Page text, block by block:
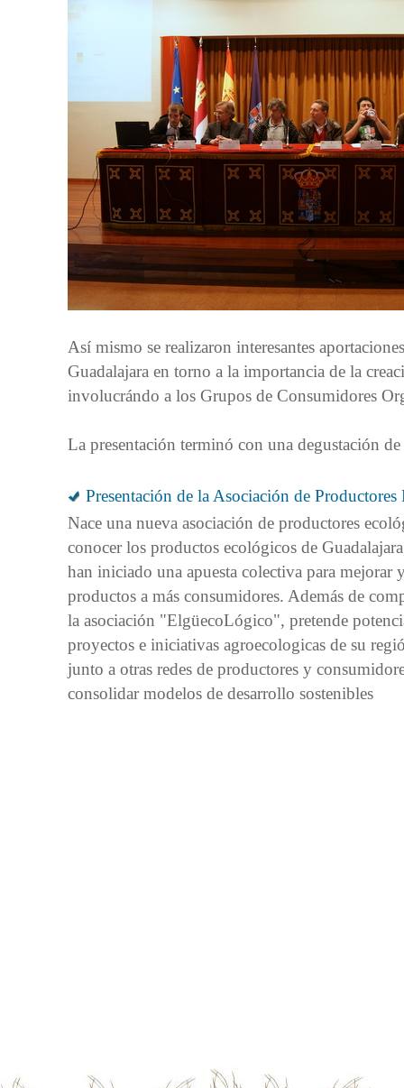
Así mismo se realizaron interesantes
Guadalajara en torno a la importancia de la
involucrándo a los Grupos de Consumidores
La presentación terminó con una degustación
Presentación de la Asociación de
Nace una nueva asociación de productores
conocer los productos ecológicos de
han iniciado una apuesta colectiva para mejorar
productos a más consumidores. Además de
la asociación "ElgüecoLógico", pretende
proyectos e iniciativas agroecologicas de su
junto a otras redes de productores y
consolidar modelos de desarrollo sostenibles